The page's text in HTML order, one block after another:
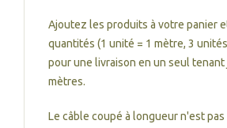
Ajoutez les produits à votre panier
quantités (1 unité = 1 mètre, 3
pour une livraison en un seul tenant
mètres.
Le câble coupé à longueur n'est